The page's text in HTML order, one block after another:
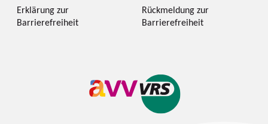
Erklärung zur
Barrierefreiheit
Rückmeldung zur
Barrierefreiheit